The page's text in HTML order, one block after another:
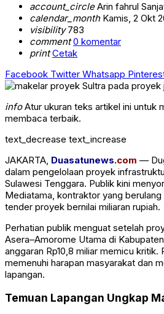
account_circleArin fahrul
calendar_monthKamis, 2 Okt
visibility783
comment 0 komentar
print Cetak
Facebook Twitter Whatsapp
infoAtur ukuran teks artikel ini untuk
membaca terbaik.
text_decrease text_increase
JAKARTA, Duasatunews.com —
dalam pengelolaan proyek
Sulawesi Tenggara. Publik kini
Mediatama, kontraktor yang
tender proyek bernilai miliaran rupiah.
Perhatian publik menguat setelah
Asera–Amorome Utama di
anggaran Rp10,8 miliar memicu
memenuhi harapan masyarakat dan
lapangan.
Temuan Lapangan Ungkap